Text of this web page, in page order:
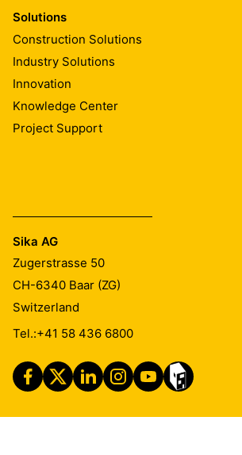
Solutions
Construction Solutions
Industry Solutions
Innovation
Knowledge Center
Project Support
Sika AG
Zugerstrasse 50
CH-6340 Baar (ZG)
Switzerland
Tel.:+41 58 436 6800